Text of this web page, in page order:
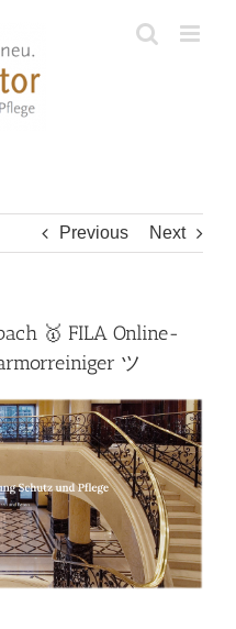
Previous Next
🥇 FILA Online-
ツ